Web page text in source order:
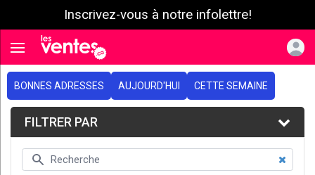
Inscrivez-vous à notre infolettre!
Toggle navigation
BONNES ADRESSES AUJOURD'HUI CETTE SEMAINE
FILTRER PAR